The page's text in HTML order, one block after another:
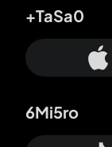
+TaSa0
6Mi5ro